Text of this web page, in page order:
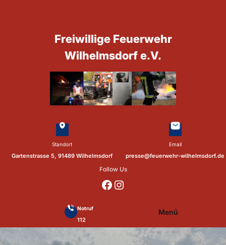
Standort
Gartenstrasse 5, 91489 Wilhelmsdorf
Freiwillige Feuerwehr
Wilhelmsdorf e.V.
Email
presse@feuerwehr-wilhelmsdorf.de
Follow Us
https://www.facebook.com/p/Feuerwehr-Wilhelmsdorf-Mfr-100041655560073/?locale=de_DE https://www.instagram.com/feuerwehr_wilhelmsdorf_mfr/
Notruf
112
Menü